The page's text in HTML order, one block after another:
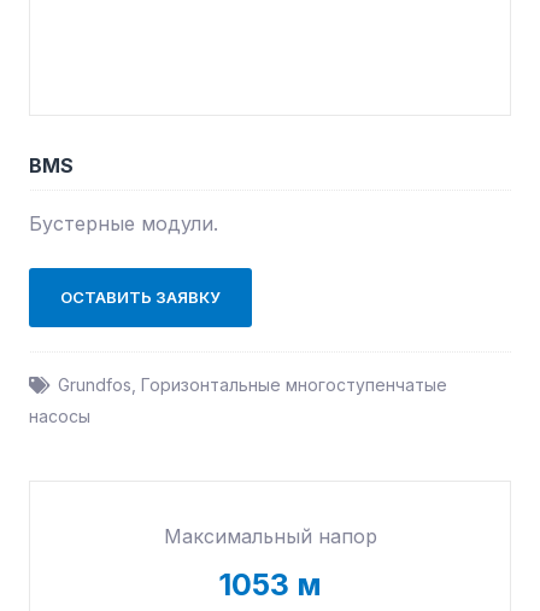
BMS
Бустерные модули.
ОСТАВИТЬ ЗАЯВКУ
Grundfos Горизонтальные многоступенчатые
насосы
Максимальный напор
1053 м